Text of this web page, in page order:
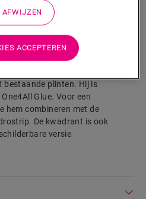
die perfect past bij de kleur
bestaande plinten. Hij is
Glue. Voor een
hem combineren met de
De kwadrant is ook
versie
AFWIJZEN
ACCEPTEREN